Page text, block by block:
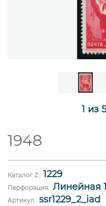
1 из
1948
Каталог Z: 1229
Перфорация: Линейная
Артикул: ssr1229_2_iad